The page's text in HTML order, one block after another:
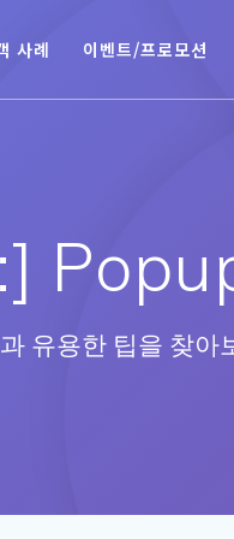
사례 이벤트/프로모션
유용한 팁을 찾아